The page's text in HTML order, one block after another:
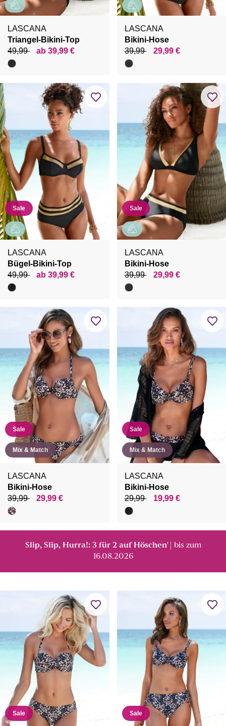
LASCANA
Triangel-Bikini-Top
49,99
ab 39,99 €
LASCANA
Bikini-Hose
39,99
29,99 €
Sale
LASCANA
Bügel-Bikini-Top
49,99
ab 39,99 €
Sale
LASCANA
Bikini-Hose
39,99
29,99 €
Sale
Mix & Match
LASCANA
Bikini-Hose
39,99
29,99 €
Sale
Mix & Match
LASCANA
Bikini-Hose
29,99
19,99 €
Slip, Slip, Hurra!: 3 für 2 auf Höschen¹
| bis zum
16.08.2026
Sale Sale